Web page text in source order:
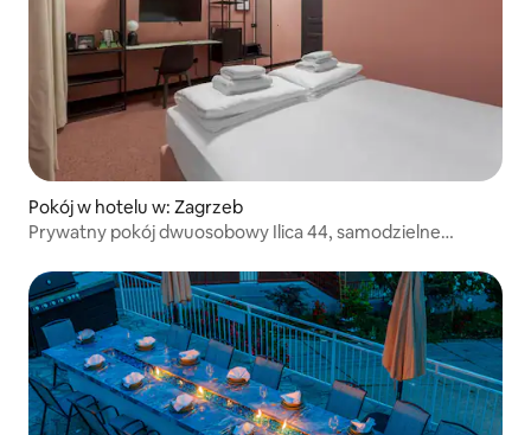
Pokój w hotelu w: Zagrzeb
Prywatny pokój dwuosobowy Ilica 44, samodzielne